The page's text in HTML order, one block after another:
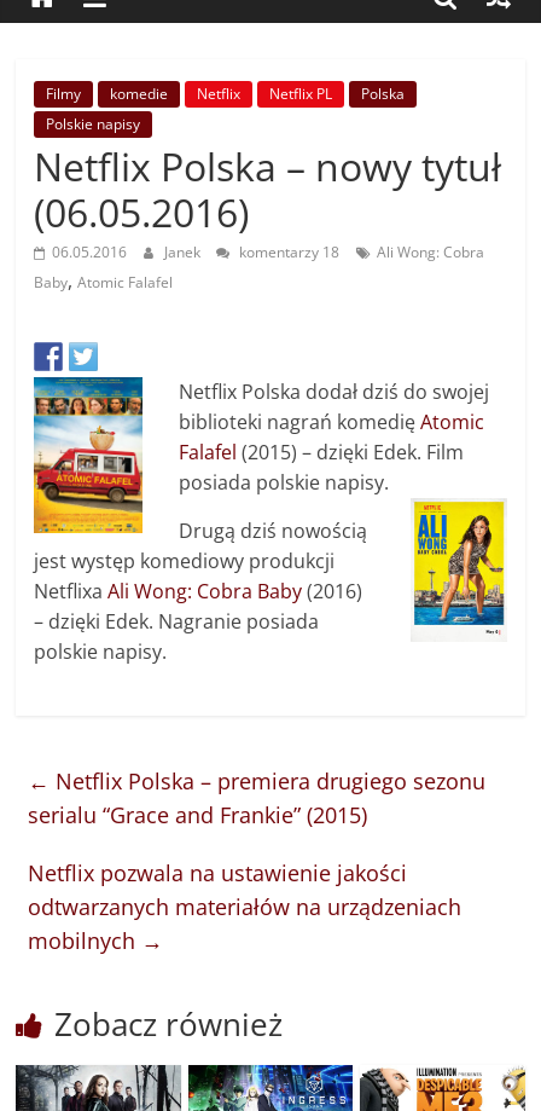
Filmy komedie Netflix Netflix PL
Polska
Polskie napisy
Netflix Polska – nowy tytuł
(06.05.2016)
06.05.2016 Janek komentarzy 18
Ali Wong: Cobra
Baby,Atomic Falafel
Netflix Polska dodał dziś do swojej
biblioteki nagrań komedięAtomic
Falafel(2015) – dzięki Edek. Film
posiada polskie napisy.
Drugą dziś nowością
jest występ komediowy produkcji
NetflixaAli Wong: Cobra Baby(2016)
– dzięki Edek. Nagranie posiada
polskie napisy.
← Netflix Polska – premiera drugiego sezonu
serialu “Grace and Frankie” (2015)
Netflix pozwala na ustawienie jakości
odtwarzanych materiałów na urządzeniach
mobilnych →
Zobacz również